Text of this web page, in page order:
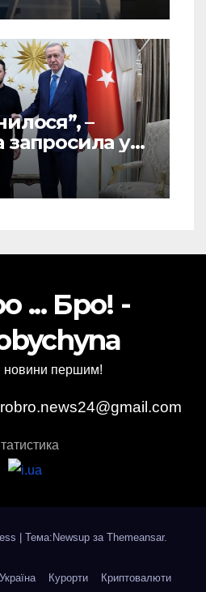
–
запросила у
передати
та M270
... Бро! -
новини першим!
| Тема:Newsup за Themeansar.
Україна Курорти Криптовалюти